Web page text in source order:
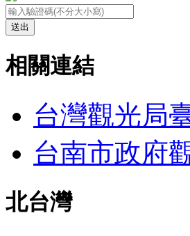
送出
相關連結
台灣觀光局
台南市政府
北台灣